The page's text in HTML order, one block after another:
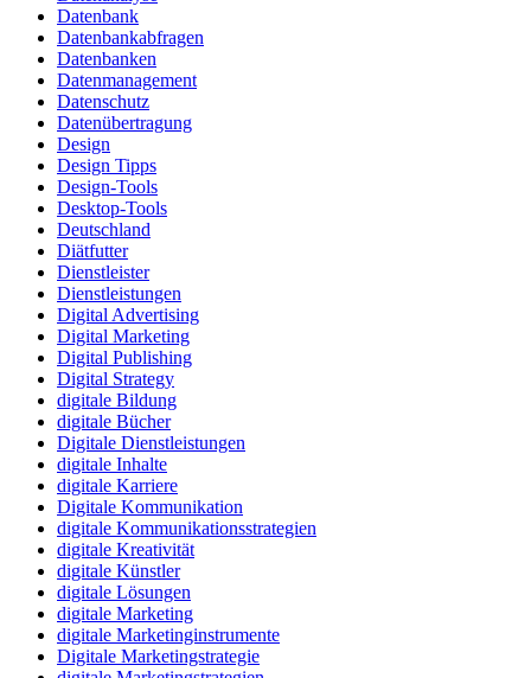
Datenbank
Datenbankabfragen
Datenbanken
Datenmanagement
Datenschutz
Datenübertragung
Design
Design Tipps
Design-Tools
Desktop-Tools
Deutschland
Diätfutter
Dienstleister
Dienstleistungen
Digital Advertising
Digital Marketing
Digital Publishing
Digital Strategy
digitale Bildung
digitale Bücher
Digitale Dienstleistungen
digitale Inhalte
digitale Karriere
Digitale Kommunikation
digitale Kommunikationsstrategien
digitale Kreativität
digitale Künstler
digitale Lösungen
digitale Marketing
digitale Marketinginstrumente
Digitale Marketingstrategie